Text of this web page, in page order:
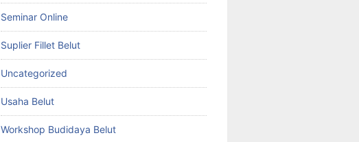
Seminar Online
Suplier Fillet Belut
Uncategorized
Usaha Belut
Workshop Budidaya Belut